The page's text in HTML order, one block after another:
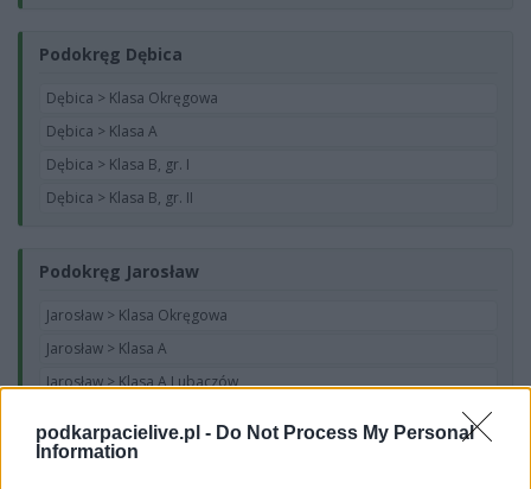
podkarpacielive.pl - Do Not Process My Personal
Information
Podokręg Dębica
Dębica > Klasa Okręgowa
Dębica > Klasa A
Dębica > Klasa B, gr. I
Dębica > Klasa B, gr. II
Podokręg Jarosław
Jarosław > Klasa Okręgowa
Jarosław > Klasa A
Jarosław > Klasa A Lubaczów
Jarosław > Klasa A Przeworsk